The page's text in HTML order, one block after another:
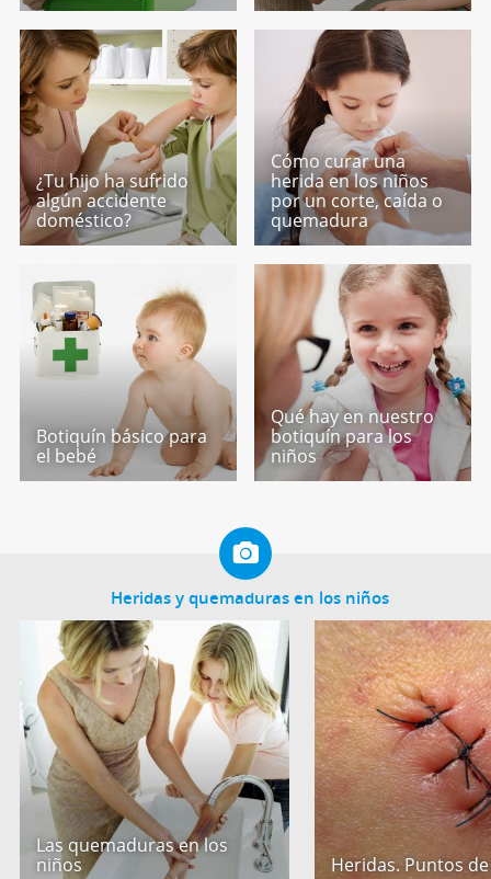
¿Tu hijo ha sufrido
algún accidente
doméstico?
Cómo curar una
herida en los niños
por un corte, caída o
quemadura
Botiquín básico para
el bebé
Qué hay en nuestro
botiquín para los
niños
Heridas y quemaduras en los niños
Las quemaduras en los
niños
Heridas. Puntos